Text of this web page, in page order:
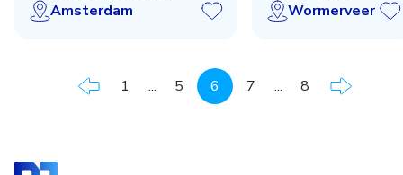
Amsterdam
puzzels
Wormerveer
1 ... 5 6 7 ... 8